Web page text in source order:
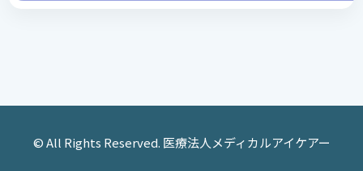
© All Rights Reserved. 医療法人メディカルアイケアー